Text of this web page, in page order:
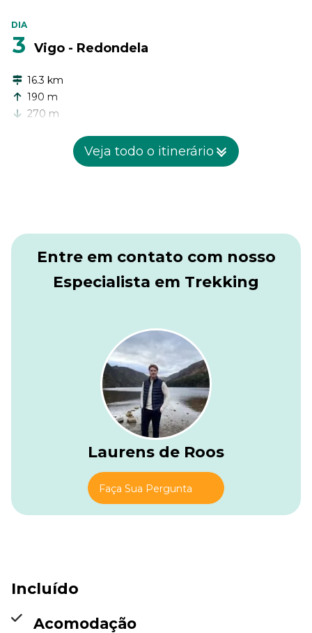
DIA
3 Vigo - Redondela
16.3 km
190 m
270 m
Hoje você partirá de Vigo e admirará as baías do Oceano
Atlântico. Além disso, poderá desfrutar de vistas sobre as
colinas e pastagens ao redor. Hoje, a rota termina em
Veja todo o itinerário
Entre em contato com nosso
Especialista em Trekking
Laurens de Roos
Faça Sua Pergunta
Incluído
Acomodação